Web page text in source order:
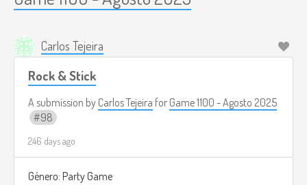
Carlos Tejeira
Rock & Stick
A submission by Carlos Tejeira for Game 1100 - Agosto 2025
98
246 days ago
Género: Party Game